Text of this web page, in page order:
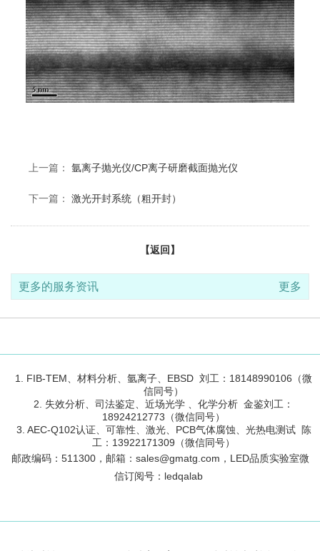
上一篇： 氩离子抛光仪/CP离子研磨截面抛光仪
下一篇： 激光开封系统（粗开封）
【返回】
更多的服务资讯 更多
1. FIB-TEM、材料分析、氩离子、EBSD 刘工：18148990106（微
信同号）
2. 失效分析、司法鉴定、近场光学 、化学分析 金鉴刘工：
18924212773（微信同号）
3. AEC-Q102认证、可靠性、激光、PCB气体腐蚀、光热电测试 陈
工：13922171309（微信同号）
邮政编码： 511300，邮箱：sales@gmatg.com，LED品质实验室微
信订阅号：ledqalab